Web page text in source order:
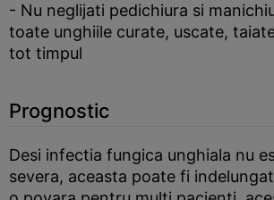
- Nu neglijati pedichiura si
toate unghiile curate, uscate,
tot timpul
Prognostic
Desi infectia fungica unghiala nu
severa, aceasta poate fi